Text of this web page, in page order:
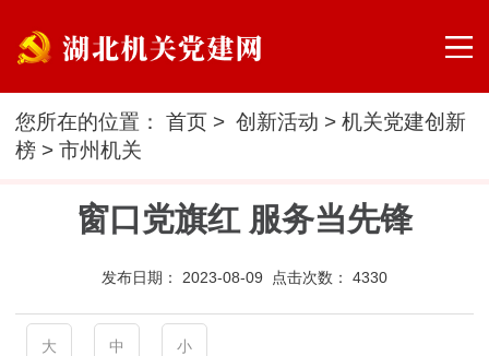
您所在的位置：首页 >创新活动 >机关党建创新
榜 >市州机关
窗口党旗红 服务当先锋
发布日期： 2023-08-09 点击次数： 4330
大 中 小